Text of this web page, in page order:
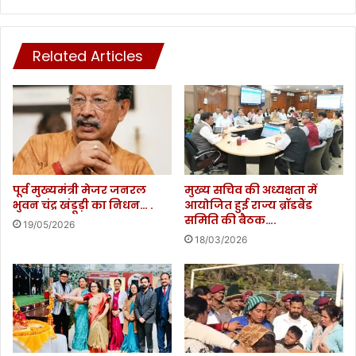
,
ज्य
पा
ल
ले
फ्टि
ट
ज
न
र
ल
.
नि
.
)
गु
र
ने
गु
रू
वा
र
श्री
ब
द्री
ना
थ
ल
हे
वि
भि
न्न
Related Articles
पूर्व मुख्यमंत्री मेजर जनरल
भुवन चंद्र खंडूड़ी का निधन… .
19/05/2026
मुख्य सचिव की अध्यक्षता में
आयोजित हुई राज्य ब्रॉडबैंड
समिति की बैठक….
18/03/2026